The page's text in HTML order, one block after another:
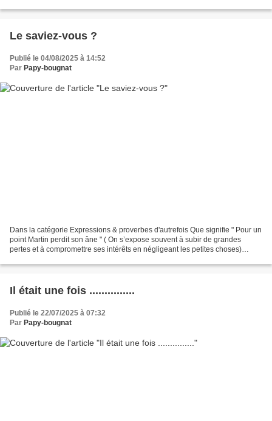
Le saviez-vous ?
Publié le 04/08/2025 à 14:52
Par Papy-bougnat
Dans la catégorie Expressions & proverbes d'autrefois Que signifie " Pour un
point Martin perdit son âne " ( On s’expose souvent à subir de grandes
pertes et à compromettre ses intérêts en négligeant les petites choses)
Il était une fois ...............
Publié le 22/07/2025 à 07:32
Par Papy-bougnat